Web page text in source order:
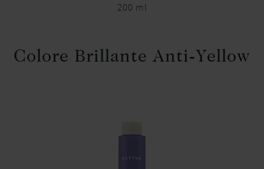
200 ml
Colore Brillante Anti-Yellow